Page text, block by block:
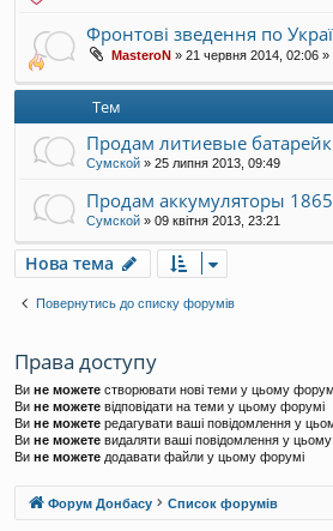
Фронтові зведення по
MasteroN » 21 червня 2014, 02:06 »
Тем
Продам литиевые
Сумской » 25 липня 2013, 09:49
Продам аккумуляторы
Сумской » 09 квітня 2013, 23:21
Нова тема
Повернутись до списку форумів
Права доступу
Ви не можете створювати нові теми у цьому
Ви не можете відповідати на теми у цьому форумі
Ви не можете редагувати ваші повідомлення у
Ви не можете видаляти ваші повідомлення у
Ви не можете додавати файли у цьому форумі
Форум Донбасу Список форумів